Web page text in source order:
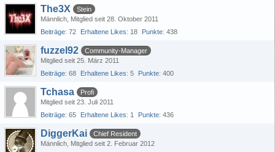
The3X
Stein
Männlich Mitglied seit 28. Oktober 2011
Beiträge 72 Erhaltene Likes 18 Punkte 438
fuzzel92
Community-Manager
Mitglied seit 25. März 2011
Beiträge 68 Erhaltene Likes 5 Punkte 400
Tchasa
Profi
Mitglied seit 23. Juli 2011
Beiträge 65 Erhaltene Likes 1 Punkte 436
DiggerKai
Chief Resident
Männlich Mitglied seit 2. Februar 2012